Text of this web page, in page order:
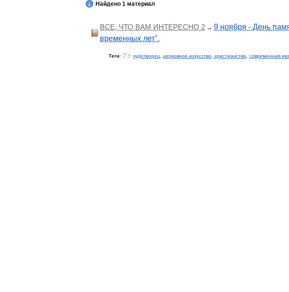
Найдено 1 материал
ВСЕ, ЧТО ВАМ ИНТЕРЕСНО 2 → 9 ноября - День
временных лет".
Теги: чудотворец церковное искусство христианство современная